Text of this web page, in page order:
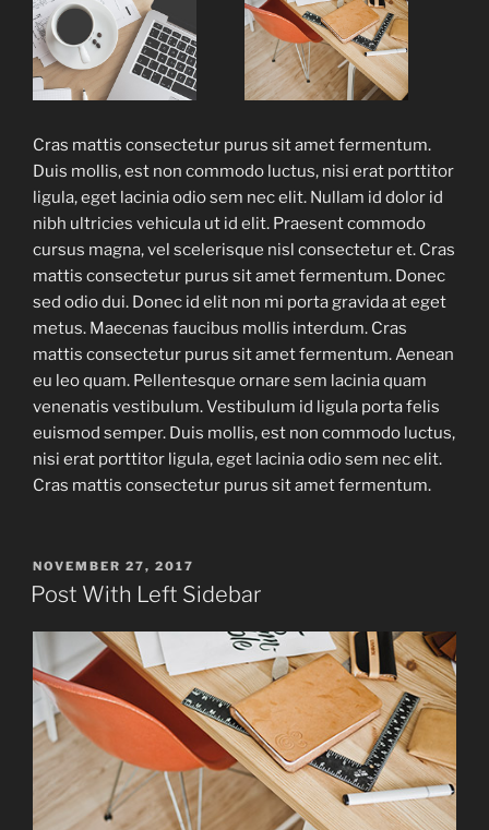
Cras mattis consectetur purus sit amet fermentum.
Duis mollis, est non commodo luctus, nisi erat porttitor
ligula, eget lacinia odio sem nec elit. Nullam id dolor id
nibh ultricies vehicula ut id elit. Praesent commodo
cursus magna, vel scelerisque nisl consectetur et. Cras
mattis consectetur purus sit amet fermentum. Donec
sed odio dui. Donec id elit non mi porta gravida at eget
metus. Maecenas faucibus mollis interdum. Cras
mattis consectetur purus sit amet fermentum. Aenean
eu leo quam. Pellentesque ornare sem lacinia quam
venenatis vestibulum. Vestibulum id ligula porta felis
euismod semper. Duis mollis, est non commodo luctus,
nisi erat porttitor ligula, eget lacinia odio sem nec elit.
Cras mattis consectetur purus sit amet fermentum.
POSTED
ON
NOVEMBER 27, 2017
Post With Left Sidebar